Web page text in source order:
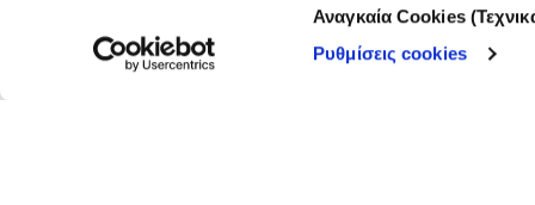
συγκατάθεσης
Αναγκαία Cookies
Ρυθμίσεις cookies